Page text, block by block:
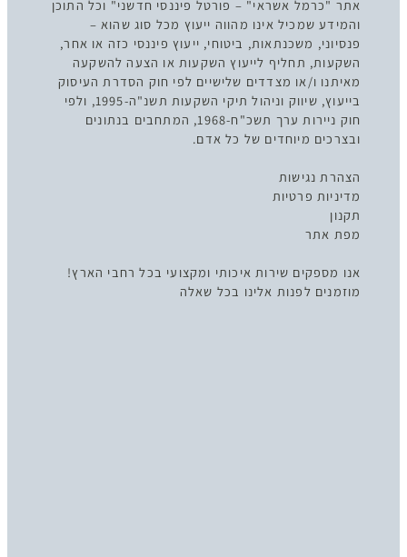
אתר "כרמל אשראי" – פורטל פיננסי חדשני" וכל התוכן
והמידע שמכיל אינו מהווה ייעוץ מכל סוג שהוא –
פנסיוני, משכנתאות, ביטוחי, ייעוץ פיננסי כזה או אחר,
השקעות, תחליף לייעוץ השקעות או הצעה להשקעה
מאיתנו ו/או מצדדים שלישיים לפי חוק הסדרת העיסוק
בייעוץ, שיווק וניהול תיקי השקעות תשנ"ה-1995, ולפי
חוק ניירות ערך תשכ"ח-1968, המתחבים בנתונים
ובצרכים מיוחדים של כל אדם.
הצהרת נגישות
מדיניות פרטיות
תקנון
מפת אתר
אנו מספקים שירות איכותי ומקצועי בכל רחבי הארץ!
מוזמנים לפנות אלינו בכל שאלה